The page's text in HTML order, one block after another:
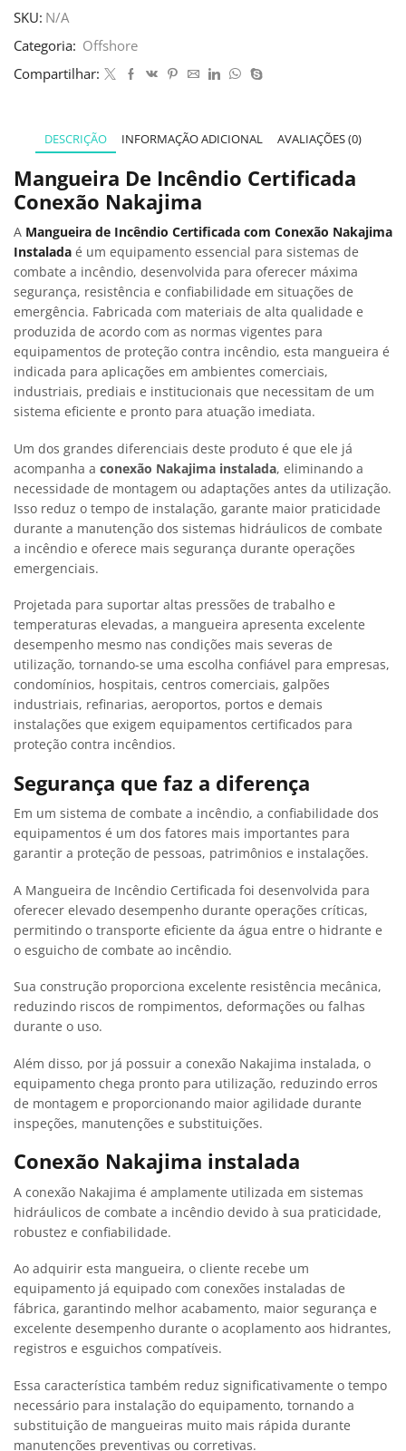
SKU: N/A
Categoria: Offshore
Compartilhar:
DESCRIÇÃO INFORMAÇÃO ADICIONAL AVALIAÇÕES (0)
Mangueira De Incêndio Certificada
Conexão Nakajima
A Mangueira de Incêndio Certificada com Conexão Nakajima
Instalada é um equipamento essencial para sistemas de
combate a incêndio, desenvolvida para oferecer máxima
segurança, resistência e confiabilidade em situações de
emergência. Fabricada com materiais de alta qualidade e
produzida de acordo com as normas vigentes para
equipamentos de proteção contra incêndio, esta mangueira é
indicada para aplicações em ambientes comerciais,
industriais, prediais e institucionais que necessitam de um
sistema eficiente e pronto para atuação imediata.
Um dos grandes diferenciais deste produto é que ele já
acompanha a conexão Nakajima instalada, eliminando a
necessidade de montagem ou adaptações antes da utilização.
Isso reduz o tempo de instalação, garante maior praticidade
durante a manutenção dos sistemas hidráulicos de combate
a incêndio e oferece mais segurança durante operações
emergenciais.
Projetada para suportar altas pressões de trabalho e
temperaturas elevadas, a mangueira apresenta excelente
desempenho mesmo nas condições mais severas de
utilização, tornando-se uma escolha confiável para empresas,
condomínios, hospitais, centros comerciais, galpões
industriais, refinarias, aeroportos, portos e demais
instalações que exigem equipamentos certificados para
proteção contra incêndios.
Segurança que faz a diferença
Em um sistema de combate a incêndio, a confiabilidade dos
equipamentos é um dos fatores mais importantes para
garantir a proteção de pessoas, patrimônios e instalações.
A Mangueira de Incêndio Certificada foi desenvolvida para
oferecer elevado desempenho durante operações críticas,
permitindo o transporte eficiente da água entre o hidrante e
o esguicho de combate ao incêndio.
Sua construção proporciona excelente resistência mecânica,
reduzindo riscos de rompimentos, deformações ou falhas
durante o uso.
Além disso, por já possuir a conexão Nakajima instalada, o
equipamento chega pronto para utilização, reduzindo erros
de montagem e proporcionando maior agilidade durante
inspeções, manutenções e substituições.
Conexão Nakajima instalada
A conexão Nakajima é amplamente utilizada em sistemas
hidráulicos de combate a incêndio devido à sua praticidade,
robustez e confiabilidade.
Ao adquirir esta mangueira, o cliente recebe um
equipamento já equipado com conexões instaladas de
fábrica, garantindo melhor acabamento, maior segurança e
excelente desempenho durante o acoplamento aos hidrantes,
registros e esguichos compatíveis.
Essa característica também reduz significativamente o tempo
necessário para instalação do equipamento, tornando a
substituição de mangueiras muito mais rápida durante
manutenções preventivas ou corretivas.